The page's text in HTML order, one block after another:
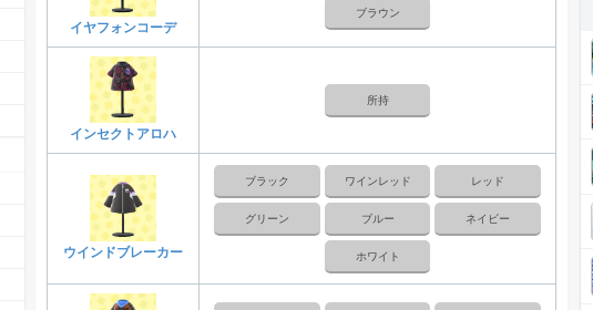
イヤフォンコーデ
ブラウン
インセクトアロハ
所持
ウインドブレーカー
ブラック ワインレッド レッド
グリーン ブルー ネイビー
ホワイト